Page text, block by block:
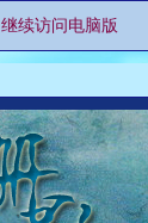
继续访问电脑版